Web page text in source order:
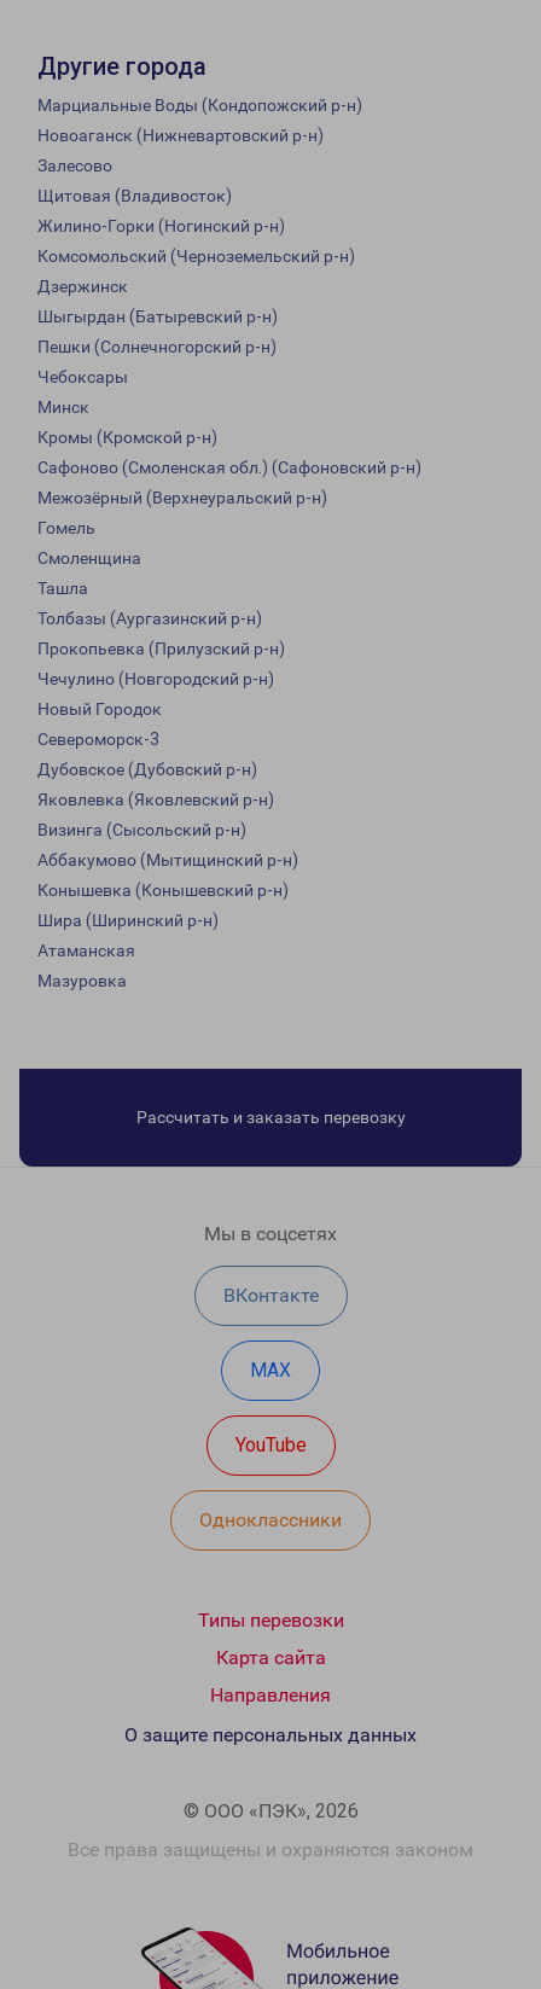
Другие города
Марциальные Воды (Кондопожский р-н)
Новоаганск (Нижневартовский р-н)
Залесово
Щитовая (Владивосток)
Жилино-Горки (Ногинский р-н)
Комсомольский (Черноземельский р-н)
Дзержинск
Шыгырдан (Батыревский р-н)
Пешки (Солнечногорский р-н)
Чебоксары
Минск
Кромы (Кромской р-н)
Сафоново (Смоленская обл.) (Сафоновский р-н)
Межозёрный (Верхнеуральский р-н)
Гомель
Смоленщина
Ташла
Толбазы (Аургазинский р-н)
Прокопьевка (Прилузский р-н)
Чечулино (Новгородский р-н)
Новый Городок
Североморск-3
Дубовское (Дубовский р-н)
Яковлевка (Яковлевский р-н)
Визинга (Сысольский р-н)
Аббакумово (Мытищинский р-н)
Конышевка (Конышевский р-н)
Шира (Ширинский р-н)
Атаманская
Мазуровка
Рассчитать и заказать перевозку
Мы в соцсетях
ВКонтакте
MAX
YouTube
Одноклассники
Типы перевозки
Карта сайта
Направления
© ООО «ПЭК», 2026
Все права защищены и охраняются законом
О защите персональных данных